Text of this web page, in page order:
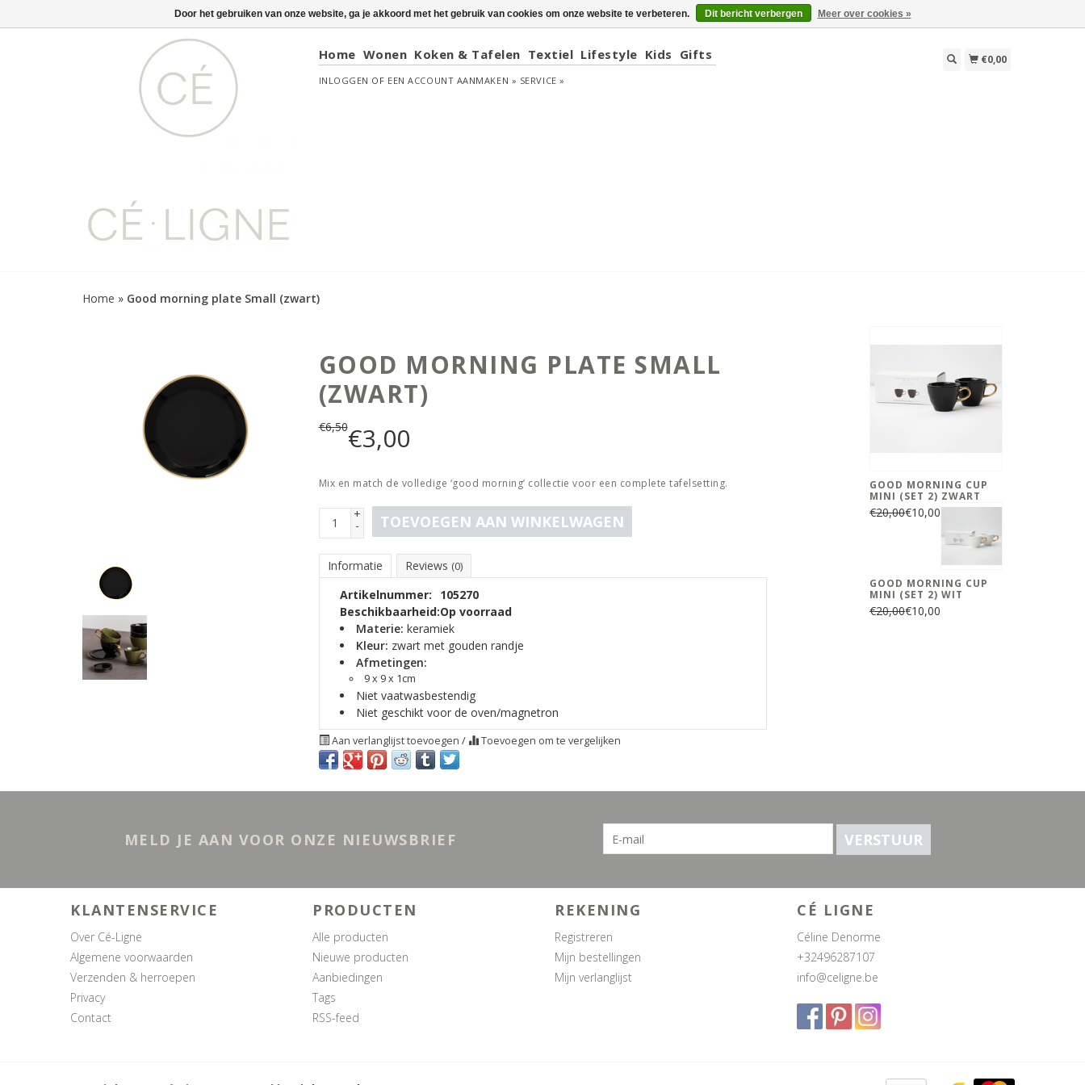
Home Wonen Koken & Tafelen Textiel Lifestyle Kids Gifts
INLOGGEN OF EEN ACCOUNT AANMAKEN » SERVICE »
€0,00
Home » Good morning plate Small (zwart)
GOOD MORNING PLATE SMALL
(ZWART)
€6,50€3,00
Mix en match de volledige ‘good morning’ collectie voor een complete tafelsetting.
+
- TOEVOEGEN AAN WINKELWAGEN
Informatie Reviews (0)
Artikelnummer:
105270
Beschikbaarheid:Op voorraad
Materie: keramiek
Kleur: zwart met gouden randje
Afmetingen:
9 x 9 x 1cm
Niet vaatwasbestendig
Niet geschikt voor de oven/magnetron
Aan verlanglijst toevoegen / Toevoegen om te vergelijken
GOOD MORNING CUP
MINI (SET 2) ZWART
€20,00€10,00
GOOD MORNING CUP
MINI (SET 2) WIT
€20,00€10,00
MELD JE AAN VOOR ONZE NIEUWSBRIEF VERSTUUR
KLANTENSERVICE
Over Cé-Ligne
Algemene voorwaarden
Verzenden & herroepen
Privacy
Contact
PRODUCTEN
Alle producten
Nieuwe producten
Aanbiedingen
Tags
RSS-feed
REKENING
Registreren
Mijn bestellingen
Mijn verlanglijst
CÉ LIGNE
Céline Denorme
+32496287107
info@celigne.be
Door het gebruiken van onze website, ga je akkoord met het gebruik van cookies om onze website te verbeteren. Dit bericht verbergen Meer over cookies »